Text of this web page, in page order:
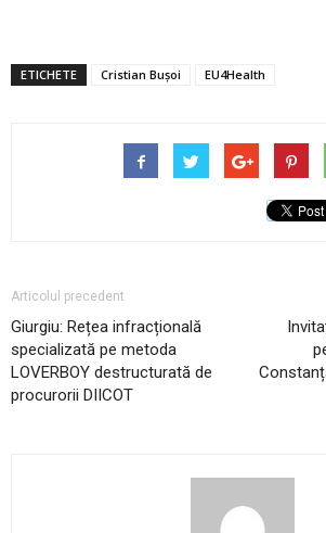
ETICHETE Cristian Bușoi EU4Health
Articolul precedent
Giurgiu: Rețea infracțională
specializată pe metoda
LOVERBOY destructurată de
procurorii DIICOT